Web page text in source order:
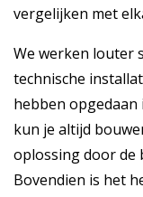
vergelijken met
We werken louter
technische
hebben opgedaan
kun je altijd
oplossing door de
Bovendien is het